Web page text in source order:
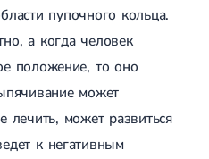
пупочного кольца.
а когда человек
положение, то оно
может
лечить, может развиться
к негативным